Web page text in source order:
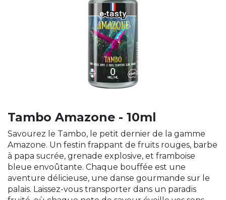
Tambo Amazone - 10ml
Savourez le Tambo, le petit dernier de la gamme
Amazone. Un festin frappant de fruits rouges, barbe
à papa sucrée, grenade explosive, et framboise
bleue envoûtante. Chaque bouffée est une
aventure délicieuse, une danse gourmande sur le
palais. Laissez-vous transporter dans un paradis